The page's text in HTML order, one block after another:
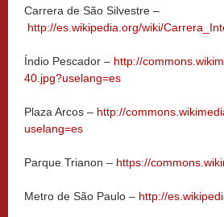
Carrera de São Silvestre –
http://es.wikipedia.org/wiki/
Índio Pescador – http://
40.jpg?uselang=es
Plaza Arcos – http://
uselang=es
Parque Trianon – https://
Metro de São Paulo – http://